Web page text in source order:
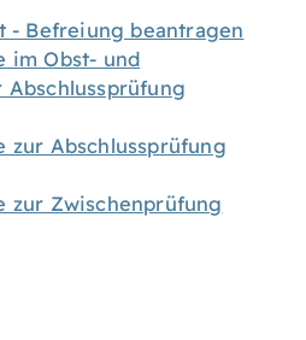
- Befreiung beantragen
im Obst- und
Abschlussprüfung
zur Abschlussprüfung
zur Zwischenprüfung